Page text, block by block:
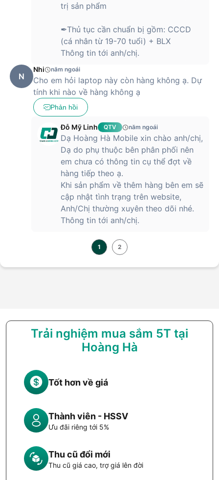
trị sản phẩm
✒Thủ tục cần chuẩn bị gồm: CCCD
(cá nhân từ 19-70 tuổi) + BLX
Thông tin tới anh/chị.
N
Nhi năm ngoái
Cho em hỏi laptop này còn hàng không ạ. Dự
tính khi nào về hàng không ạ
Phản hồi
Đỗ Mỹ Linh QTV năm ngoái
Dạ Hoàng Hà Mobile xin chào anh/chị,
Dạ do phụ thuộc bên phân phối nên
em chưa có thông tin cụ thể đợt về
hàng tiếp theo ạ.
Khi sản phẩm về thêm hàng bên em sẽ
cập nhật tình trạng trên website,
Anh/Chị thường xuyên theo dõi nhé.
Thông tin tới anh/chị.
1 2
Trải nghiệm mua sắm 5T tại
Hoàng Hà
Tốt hơn về giá
Thành viên - HSSV
Ưu đãi riêng tới 5%
Thu cũ đổi mới
Thu cũ giá cao, trợ giá lên đời